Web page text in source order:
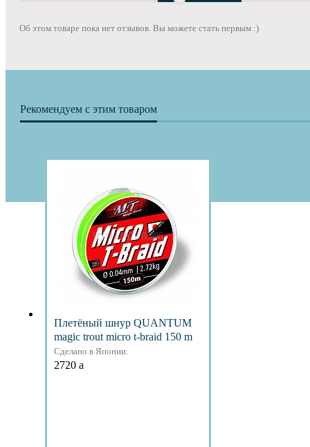
Об этом товаре пока нет отзывов. Вы можете стать первым :)
Рекомендуем с этим товаром
Плетёный шнур QUANTUM
magic trout micro t-braid 150 m
Сделано в Японии.
2720 a